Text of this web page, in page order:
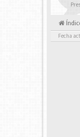
Fecha